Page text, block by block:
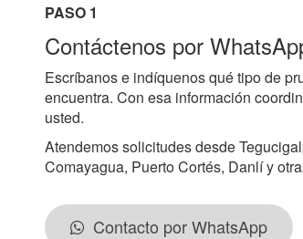
PASO 1
Contáctenos por
Escríbanos e indíquenos qué tipo de
encuentra. Con esa información
usted.
Atendemos solicitudes desde
Comayagua, Puerto Cortés, Danlí y
Contacto por WhatsApp